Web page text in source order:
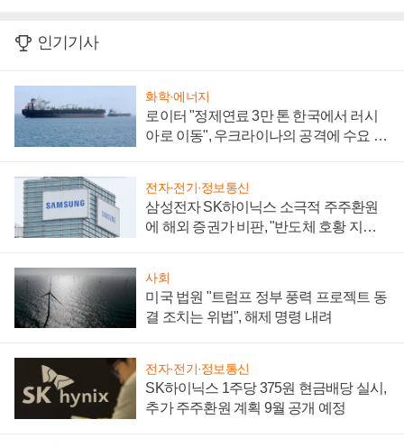
인기기사
화학·에너지
로이터 "정제연료 3만 톤 한국에서 러시
아로 이동", 우크라이나의 공격에 수요 늘
전자·전기·정보통신
삼성전자 SK하이닉스 소극적 주주환원
에 해외 증권가 비판, "반도체 호황 지속
사회
미국 법원 "트럼프 정부 풍력 프로젝트 동
결 조치는 위법", 해제 명령 내려
전자·전기·정보통신
SK하이닉스 1주당 375원 현금배당 실시,
추가 주주환원 계획 9월 공개 예정